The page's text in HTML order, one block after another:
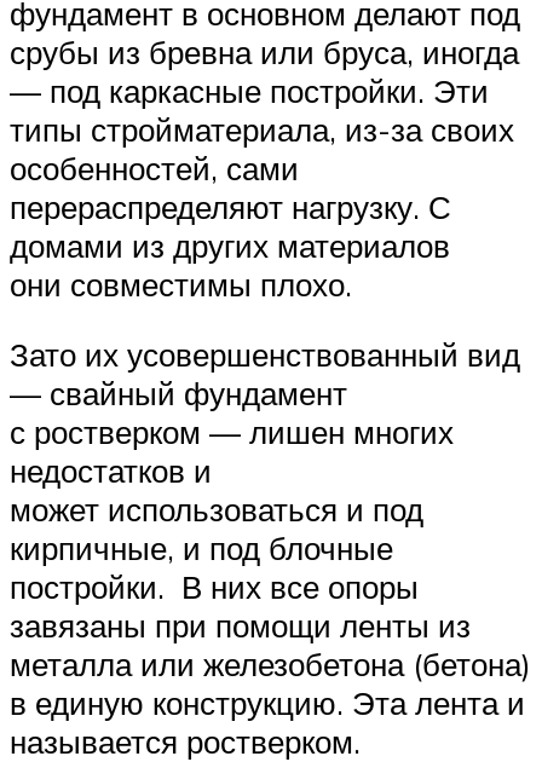
фундамент в основном делают под
срубы из бревна или бруса, иногда
— под каркасные постройки. Эти
типы стройматериала, из-за своих
особенностей, сами
перераспределяют нагрузку. С
домами из других материалов
они совместимы плохо.
Зато их усовершенствованный вид
— свайный фундамент
с ростверком — лишен многих
недостатков и
может использоваться и под
кирпичные, и под блочные
постройки. В них все опоры
завязаны при помощи ленты из
металла или железобетона (бетона)
в единую конструкцию. Эта лента и
называется ростверком.